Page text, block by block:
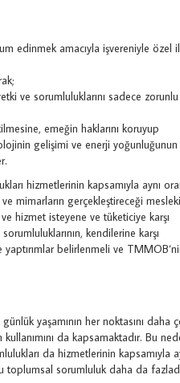
edinmek amacıyla işvereniyle özel
ve sorumluluklarını sadece zorunlu
emeğin haklarını koruyup
gelişimi ve enerji yoğunluğunun
hizmetlerinin kapsamıyla aynı
mimarların gerçekleştireceği mesleki
hizmet isteyene ve tüketiciye karşı
kendilerine karşı
belirlenmeli ve
yaşamının her noktasını daha
da kapsamaktadır. Bu
da hizmetlerinin kapsamıyla
toplumsal sorumluluk daha da